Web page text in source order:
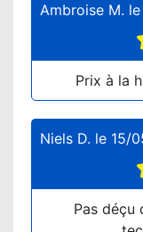
Ambroise M. le
Prix à la
Niels D. le 15/
Pas déçu